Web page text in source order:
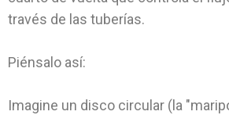
través de las tuberías.
Piénsalo así:
Imagine un disco circular (la